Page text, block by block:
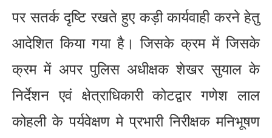
पर सतर्क दृष्टि रखते हुए कड़ी कार्यवाही करने हेतु
आदेशित किया गया है। जिसके क्रम में जिसके
क्रम में अपर पुलिस अधीक्षक शेखर सुयाल के
निर्देशन एवं क्षेत्राधिकारी कोटद्वार गणेश लाल
कोहली के पर्यवेक्षण मे प्रभारी निरीक्षक मनिभूषण